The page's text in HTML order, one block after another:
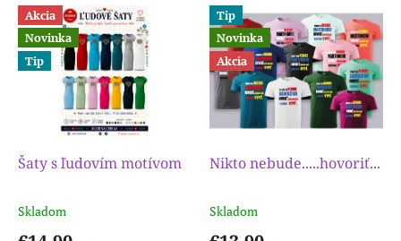
Akcia
Novinka
Tip
Šaty s ľudovím motívom
Skladom
Tip
Novinka
Akcia
Nikto nebude.....hovoriť...
Skladom